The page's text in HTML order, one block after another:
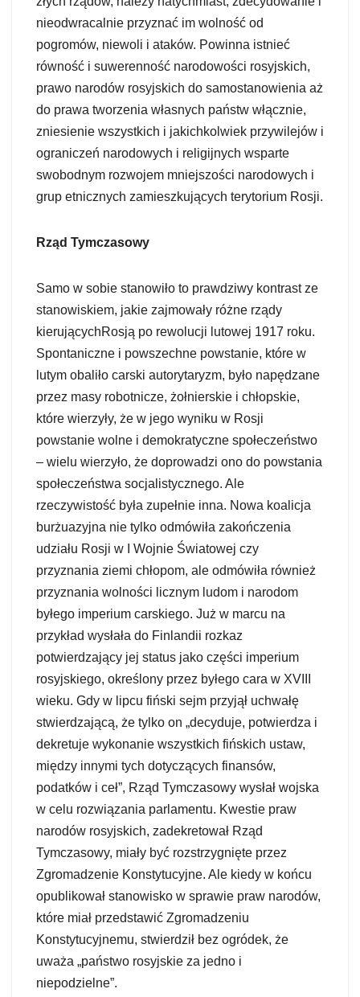
nieodwracalnie przyznać im wolność od
pogromów, niewoli i ataków. Powinna istnieć
równość i suwerenność narodowości rosyjskich,
prawo narodów rosyjskich do samostanowienia aż
do prawa tworzenia własnych państw włącznie,
zniesienie wszystkich i jakichkolwiek przywilejów i
ograniczeń narodowych i religijnych wsparte
swobodnym rozwojem mniejszości narodowych i
grup etnicznych zamieszkujących terytorium Rosji.
Rząd Tymczasowy
Samo w sobie stanowiło to prawdziwy kontrast ze
stanowiskiem, jakie zajmowały różne rządy
kierującychRosją po rewolucji lutowej 1917 roku.
Spontaniczne i powszechne powstanie, które w
lutym obaliło carski autorytaryzm, było napędzane
przez masy robotnicze, żołnierskie i chłopskie,
które wierzyły, że w jego wyniku w Rosji
powstanie wolne i demokratyczne społeczeństwo
– wielu wierzyło, że doprowadzi ono do powstania
społeczeństwa socjalistycznego. Ale
rzeczywistość była zupełnie inna. Nowa koalicja
burżuazyjna nie tylko odmówiła zakończenia
udziału Rosji w I Wojnie Światowej czy
przyznania ziemi chłopom, ale odmówiła również
przyznania wolności licznym ludom i narodom
byłego imperium carskiego. Już w marcu na
przykład wysłała do Finlandii rozkaz
potwierdzający jej status jako części imperium
rosyjskiego, określony przez byłego cara w XVIII
wieku. Gdy w lipcu fiński sejm przyjął uchwałę
stwierdzającą, że tylko on „decyduje, potwierdza i
dekretuje wykonanie wszystkich fińskich ustaw,
między innymi tych dotyczących finansów,
podatków i ceł”, Rząd Tymczasowy wysłał wojska
w celu rozwiązania parlamentu. Kwestie praw
narodów rosyjskich, zadekretował Rząd
Tymczasowy, miały być rozstrzygnięte przez
Zgromadzenie Konstytucyjne. Ale kiedy w końcu
opublikował stanowisko w sprawie praw narodów,
które miał przedstawić Zgromadzeniu
Konstytucyjnemu, stwierdził bez ogródek, że
uważa „państwo rosyjskie za jedno i
niepodzielne”.